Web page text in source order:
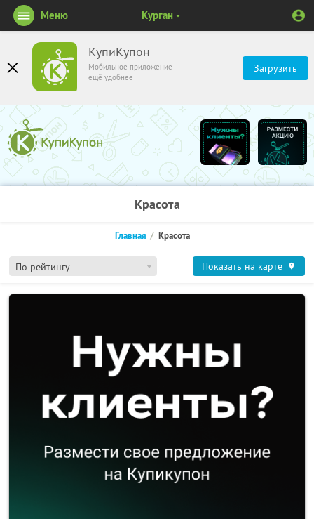
КупиКупон
Мобильное приложение
ещё удобнее
Загрузить
Меню Курган
Красота
По рейтингу
Главная Красота
Показать на карте